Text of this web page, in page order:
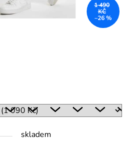
skladem
1 490
KČ
–26 %